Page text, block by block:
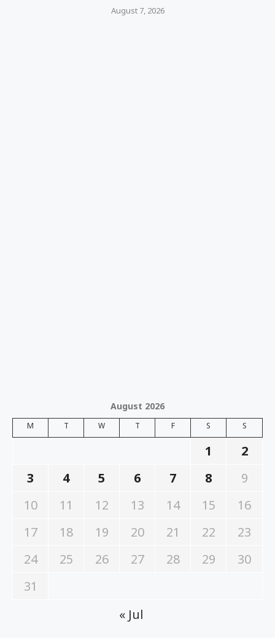
August 7, 2026
August 2026
M T W T F S S
1
2
3
4 5 6 7 8
9
10
11 12 13 14 15
16
17
18 19 20 21 22
23
24
25 26 27 28 29
30
31
« Jul